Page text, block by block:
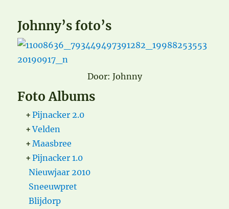
Johnny’s foto’s
Door: Johnny
Foto Albums
+ Pijnacker 2.0
+ Velden
+ Maasbree
+ Pijnacker 1.0
Nieuwjaar 2010
Sneeuwpret
Blijdorp